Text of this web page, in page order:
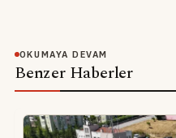
OKUMAYA DEVAM
Benzer Haberler